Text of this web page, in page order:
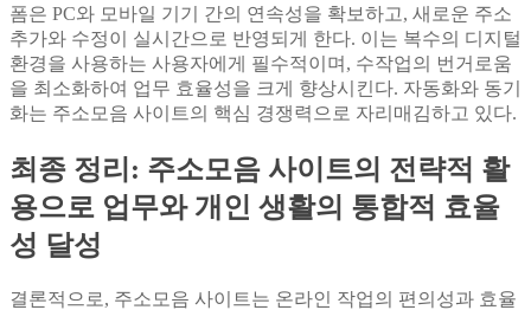
폼은 PC와 모바일 기기 간의 연속성을 확보하고, 새로운 주소
추가와 수정이 실시간으로 반영되게 한다. 이는 복수의 디지털
환경을 사용하는 사용자에게 필수적이며, 수작업의 번거로움
을 최소화하여 업무 효율성을 크게 향상시킨다. 자동화와 동기
화는 주소모음 사이트의 핵심 경쟁력으로 자리매김하고 있다.
최종 정리: 주소모음 사이트의 전략적 활
용으로 업무와 개인 생활의 통합적 효율
성 달성
결론적으로, 주소모음 사이트는 온라인 작업의 편의성과 효율